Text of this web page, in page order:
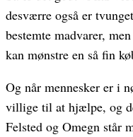
desværre også er
bestemte madvarer,
kan mønstre en så fin
Og når mennesker er i
villige til at hjælpe, og
Felsted og Omegn står